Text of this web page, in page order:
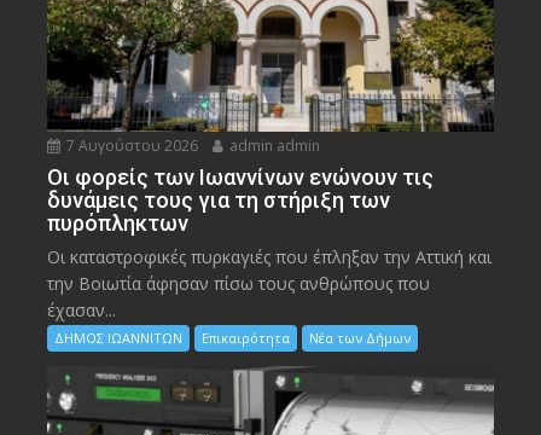
7 Αυγούστου 2026 admin admin
Οι φορείς των Ιωαννίνων ενώνουν τις
δυνάμεις τους για τη στήριξη των
πυρόπληκτων
Οι καταστροφικές πυρκαγιές που έπληξαν την Αττική και
την Bοιωτία άφησαν πίσω τους ανθρώπους που
έχασαν...
ΔΗΜΟΣ ΙΩΑΝΝΙΤΩΝ Επικαιρότητα Νέα των Δήμων